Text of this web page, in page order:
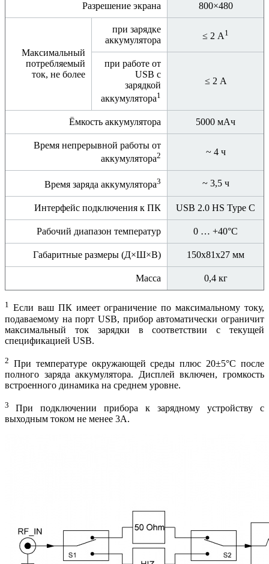
Разрешение экрана 800×480
Максимальный
потребляемый
ток, не более
при зарядке
аккумулятора
≤ 2 А1
при работе от
USB с
зарядкой
аккумулятора1
≤ 2 А
Ёмкость аккумулятора 5000 мАч
Время непрерывной работы от
аккумулятора2 ~ 4 ч
Время заряда аккумулятора3 ~ 3,5 ч
Интерфейс подключения к ПК USB 2.0 HS Type C
Рабочий диапазон температур 0 … +40°С
Габаритные размеры (Д×Ш×В) 150x81x27 мм
Масса 0,4 кг
1 Если ваш ПК имеет ограничение по максимальному току,
подаваемому на порт USB, прибор автоматически ограничит
максимальный ток зарядки в соответствии с текущей
спецификацией USB.
2 При температуре окружающей среды плюс 20±5°С после
полного заряда аккумулятора. Дисплей включен, громкость
встроенного динамика на среднем уровне.
3 При подключении прибора к зарядному устройству с
выходным током не менее 3А.